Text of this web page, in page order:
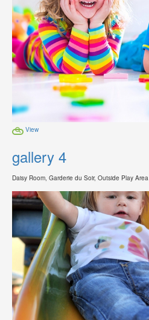
View
gallery 4
Daisy Room, Garderie du Soir, Outside Play Area